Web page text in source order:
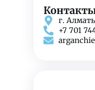
г.
+7 701